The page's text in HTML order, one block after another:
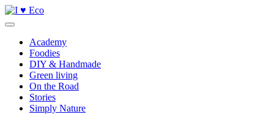
Doorgaan
naar
Toggle navigatie
Academy
Foodies
DIY & Handmade
Green living
On the Road
Stories
Simply Nature